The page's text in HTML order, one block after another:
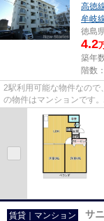
高徳
牟岐
徳島
4.2
築年
階数
2駅利用可能な物件なので
の物件はマンションです
賃貸｜マンション サ